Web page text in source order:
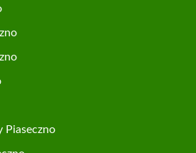
Piaseczno